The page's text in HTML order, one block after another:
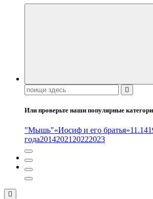
Поиск:
Или проверьте наши популярные
"Мышь"«Иосиф и его братья»11.14
года20142021 20222023